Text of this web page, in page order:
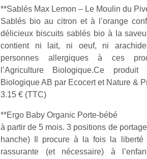
**Sablés Max Lemon – Le Moulin du
Sablés bio au citron et à l’orange
délicieux biscuits sablés bio à la
contient ni lait, ni oeuf, ni
personnes allergiques à ces
l’Agriculture Biologique.Ce
Biologique AB par Ecocert et Nature &
3.15 € (TTC)
**Ergo Baby Organic Porte-bébé
à partir de 5 mois. 3 positions de
hanche) Il procure à la fois la liberté
rassurante (et nécessaire) à